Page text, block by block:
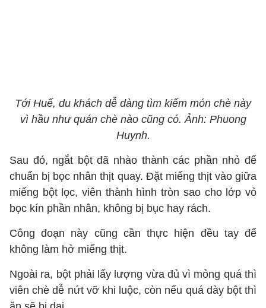
Tới Huế, du khách dễ dàng tìm kiếm món chè này
vì hầu như quán chè nào cũng có. Ảnh: Phuong
Huynh.
Sau đó, ngắt bột đã nhào thành các phần nhỏ để
chuẩn bị bọc nhân thịt quay. Đặt miếng thịt vào giữa
miếng bột lọc, viên thành hình tròn sao cho lớp vỏ
bọc kín phần nhân, không bị bục hay rách.
Công đoạn này cũng cần thực hiện đều tay để
không làm hở miếng thịt.
Ngoài ra, bột phải lấy lượng vừa đủ vì mỏng quá thì
viên chè dễ nứt vỡ khi luộc, còn nếu quá dày bột thì